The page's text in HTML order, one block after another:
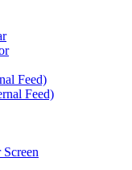
Feed)
Feed)